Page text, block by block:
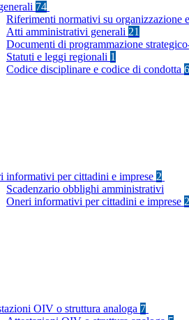
74
Riferimenti normativi su organizzazione
Atti amministrativi generali 21
Documenti di programmazione
Statuti e leggi regionali 1
Codice disciplinare e codice di condotta 6
informativi per cittadini e imprese 2
Scadenzario obblighi amministrativi
Oneri informativi per cittadini e imprese 2
OIV o struttura analoga 7